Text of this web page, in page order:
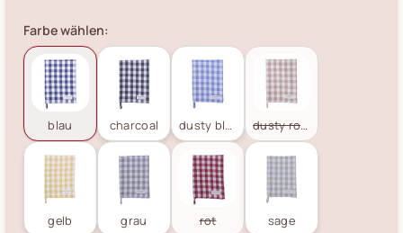
Farbe wählen:
blau charcoal dusty blue dusty rose
gelb grau rot sage